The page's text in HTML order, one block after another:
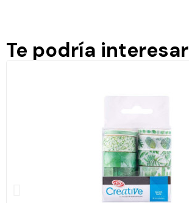
Te podría interesar